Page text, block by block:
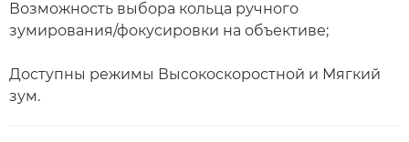
Возможность выбора кольца ручного
зумирования/фокусировки на объективе;
Доступны режимы Высокоскоростной и Мягкий
зум.